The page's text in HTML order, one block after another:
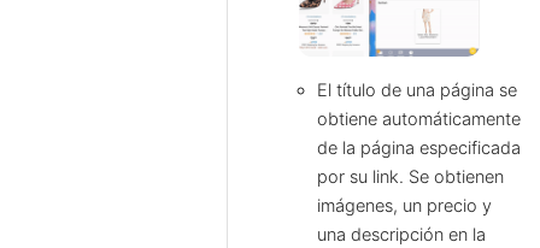
El título de una página se
obtiene automáticamente
de la página especificada
por su link. Se obtienen
imágenes, un precio y
una descripción en la